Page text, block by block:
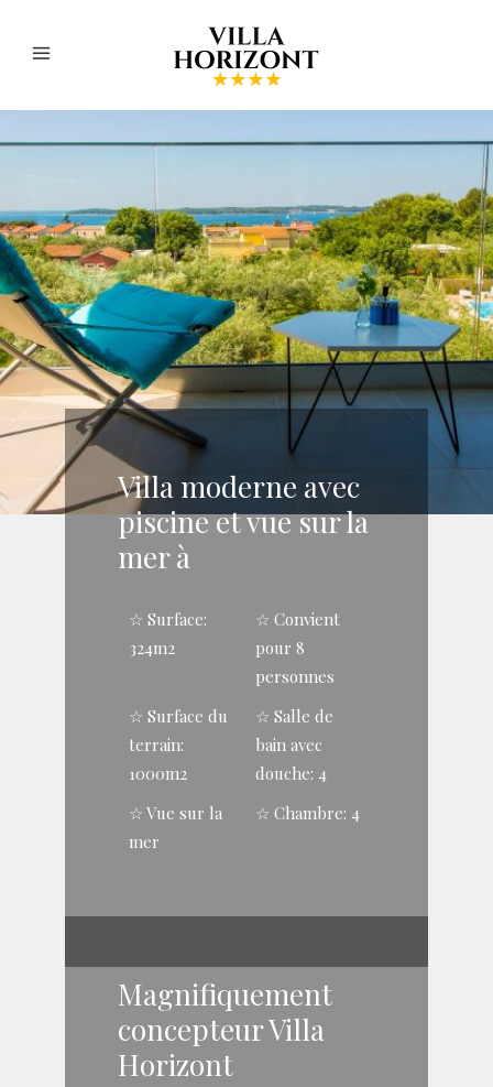
Villa moderne avec
piscine et vue sur la
mer à
☆ Surface:
324m2
☆ Convient
pour 8
personnes
☆ Surface du
terrain:
1000m2
☆ Salle de
bain avec
douche: 4
☆ Vue sur la
mer
☆ Chambre: 4
Magnifiquement
concepteur Villa
Horizont